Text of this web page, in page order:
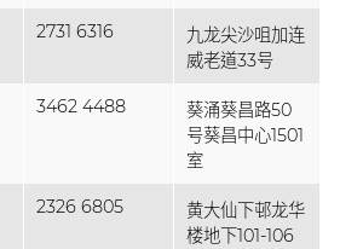
2731 6316
九龙尖沙咀加连
威老道33号
3462 4488
葵涌葵昌路50
号葵昌中心1501
室
2326 6805
黄大仙下邨龙华
楼地下101-106